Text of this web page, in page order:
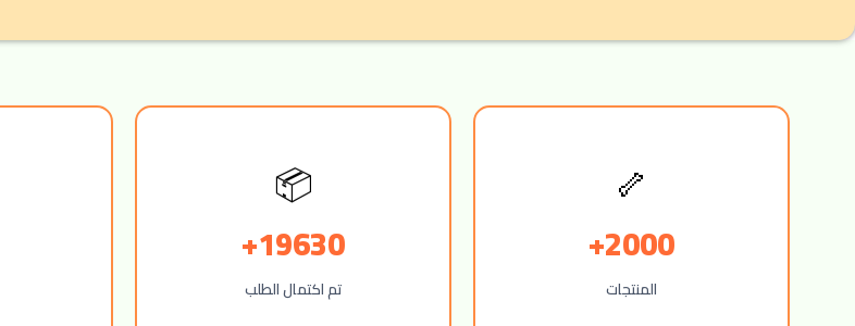
🦴
2000+
المنتجات
📦
19630+
تم اكتمال الطلب